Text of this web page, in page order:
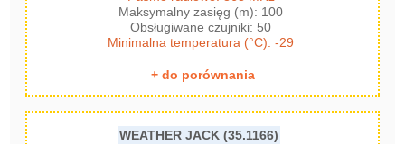
Maksymalny zasięg (m): 100
Obsługiwane czujniki: 50
Minimalna temperatura (°C): -29
+ do porównania
WEATHER JACK (35.1166)